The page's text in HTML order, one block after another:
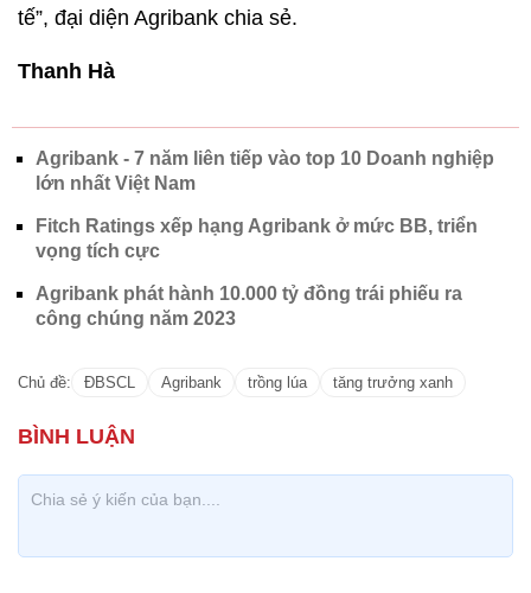
tế”, đại diện Agribank chia sẻ.
Thanh Hà
Agribank - 7 năm liên tiếp vào top 10 Doanh nghiệp
lớn nhất Việt Nam
Fitch Ratings xếp hạng Agribank ở mức BB, triển
vọng tích cực
Agribank phát hành 10.000 tỷ đồng trái phiếu ra
công chúng năm 2023
Chủ đề: ĐBSCL Agribank trồng lúa tăng trưởng xanh